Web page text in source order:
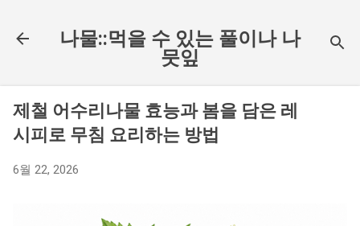
나물::먹을 수 있는 풀이나 나
뭇잎
제철 어수리나물 효능과 봄을 담은 레
시피로 무침 요리하는 방법
6월 22, 2026